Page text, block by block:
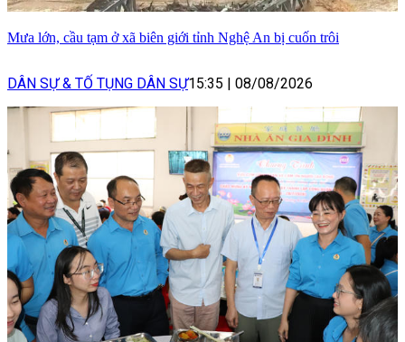
Mưa lớn, cầu tạm ở xã biên giới tỉnh Nghệ An bị cuốn trôi
DÂN SỰ & TỐ TỤNG DÂN SỰ15:35 | 08/08/2026